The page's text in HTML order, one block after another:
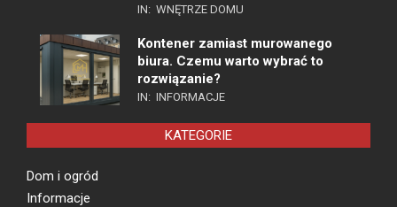
IN: WNĘTRZE DOMU
Kontener zamiast murowanego
biura. Czemu warto wybrać to
rozwiązanie?
IN: INFORMACJE
KATEGORIE
Dom i ogród
Informacje